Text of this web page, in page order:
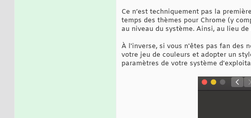
Ce n’est techniquement pas la
temps des thèmes pour Chrome (y
au niveau du système. Ainsi, au lieu
À l'inverse, si vous n'êtes pas fan des
votre jeu de couleurs et adopter un
paramètres de votre système